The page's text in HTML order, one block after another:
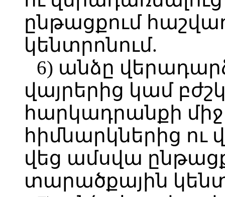
ընթացքում
կենտրոնում.
6) անձը
վայրերից կամ
հարկադրանքի
հիմնարկներից ու
վեց ամսվա
տարածքային